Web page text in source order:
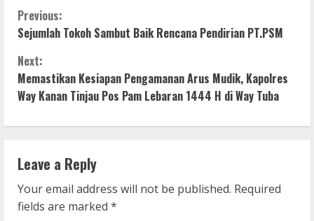
C
o
n
t
n
u
Previous:
Sejumlah Tokoh Sambut Baik Rencana Pendirian PT.PSM
Next:
Memastikan Kesiapan Pengamanan Arus Mudik, Kapolres
Way Kanan Tinjau Pos Pam Lebaran 1444 H di Way Tuba
Leave a Reply
Your email address will not be published. Required
fields are marked *